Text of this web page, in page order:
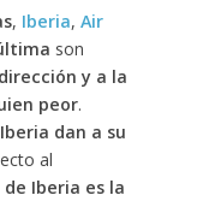
, Iberia, Air
son
y a la
peor.
dan a su
al
Iberia es la